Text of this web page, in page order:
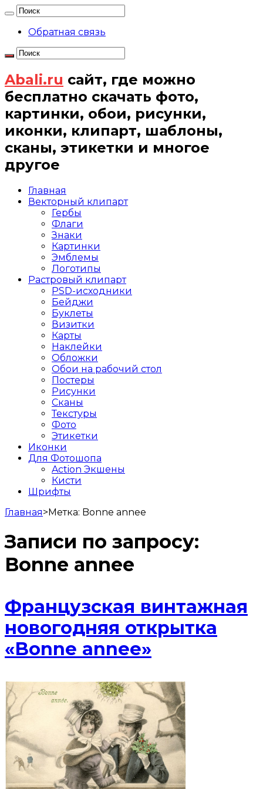
Обратная связь
Abali.ru сайт, где можно
бесплатно скачать фото,
картинки, обои, рисунки,
иконки, клипарт, шаблоны,
сканы, этикетки и многое
другое
Главная
Векторный клипарт
Гербы
Флаги
Знаки
Картинки
Эмблемы
Логотипы
Растровый клипарт
PSD-исходники
Бейджи
Буклеты
Визитки
Карты
Наклейки
Обложки
Обои на рабочий стол
Постеры
Рисунки
Сканы
Текстуры
Фото
Этикетки
Иконки
Для Фотошопа
Action Экшены
Кисти
Шрифты
Главная>Метка: Bonne annee
Записи по запросу:
Bonne annee
Французская винтажная
новогодняя открытка
«Bonne annee»